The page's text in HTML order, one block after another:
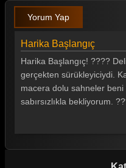
Yorum Yap
Harika Başlangıç
Harika Başlangıç! ????
gerçekten sürükleyiciydi.
macera dolu sahneler beni
sabırsızlıkla bekliyorum.